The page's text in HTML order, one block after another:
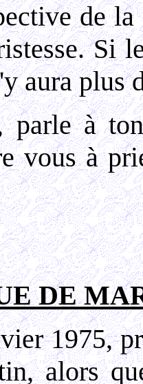
de la
Si
aura plus
parle à
vous à
DE
1975,
alors